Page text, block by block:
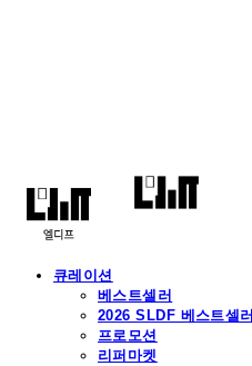
큐레이션
베스트셀러
2026 SLDF 베스트셀러
프로모션
리퍼마켓